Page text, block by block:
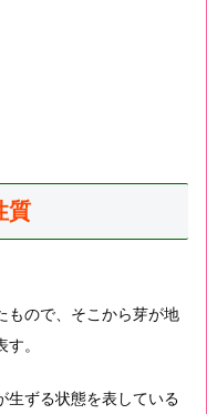
質
もので、そこから芽が地
。
生ずる状態を表している